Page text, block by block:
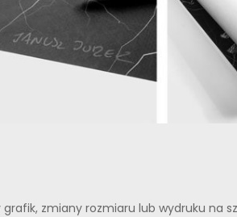
zmiany rozmiaru lub wydruku na